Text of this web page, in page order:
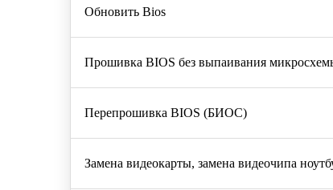
Обновить Bios
Прошивка BIOS без выпаивания
Перепрошивка BIOS (БИОС)
Замена видеокарты, замена видеочипа